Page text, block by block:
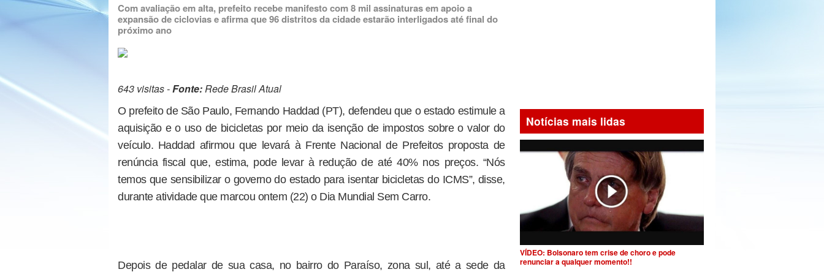
Com avaliação em alta, prefeito recebe manifesto com 8 mil assinaturas em apoio a
expansão de ciclovias e afirma que 96 distritos da cidade estarão interligados até final do
próximo ano
643 visitas -Fonte:Rede Brasil Atual
O prefeito de São Paulo, Fernando Haddad (PT), defendeu que o estado estimule a
aquisição e o uso de bicicletas por meio da isenção de impostos sobre o valor do
veículo. Haddad afirmou que levará à Frente Nacional de Prefeitos proposta de
renúncia fiscal que, estima, pode levar à redução de até 40% nos preços. “Nós
temos que sensibilizar o governo do estado para isentar bicicletas do ICMS”, disse,
durante atividade que marcou ontem (22) o Dia Mundial Sem Carro.
Depois de pedalar de sua casa, no bairro do Paraíso, zona sul, até a sede da
Notícias mais lidas
VÍDEO: Bolsonaro tem crise de choro e pode
renunciar a qualquer momento!!